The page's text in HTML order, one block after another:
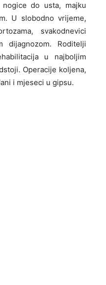
do usta, majku
U slobodno vrijeme,
svakodnevici
dijagnozom. Roditelji
u najboljim
Operacije koljena,
i mjeseci u gipsu.